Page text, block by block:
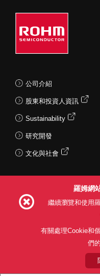
公司介紹
股東和投資人資訊
Sustainability
研究開發
文化與社會
利
關於本公司
羅姆網
繼續瀏覽和使用
有關處理Cookie和
們